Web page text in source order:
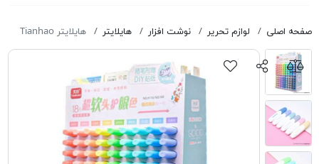
صفحه اصلی لوازم تحریر نوشت افزار هایلایتر هایلایتر Tianhao